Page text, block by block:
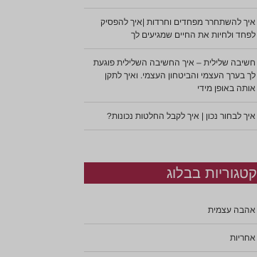
איך להשתחרר מפחדים וחרדות |איך להפסיק
לפחד ולחיות את החיים שמגיעים לך
חשיבה שלילית – איך החשיבה השלילית פוגעת
לך בערך העצמי והביטחון העצמי. ואיך לתקן
אותה באופן מידי
איך לבחור נכון | איך לקבל החלטות נכונות?
קטגוריות בבלוג
אהבה עצמית
אחריות